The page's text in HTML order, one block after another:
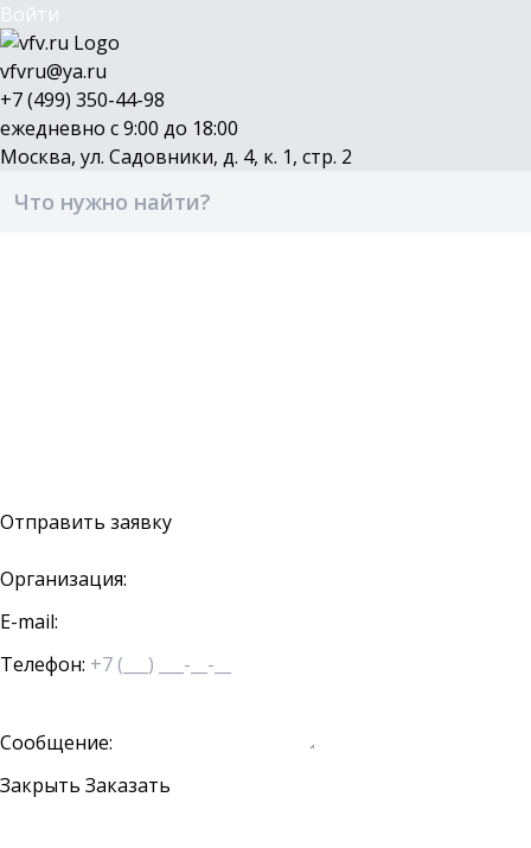
Войти
vfvru@ya.ru
+7 (499) 350-44-98
ежедневно с 9:00 до 18:00
Москва, ул. Садовники, д. 4, к. 1, стр. 2
Отправить заявку
Организация:
E-mail:
Телефон:
Сообщение:
Закрыть Заказать